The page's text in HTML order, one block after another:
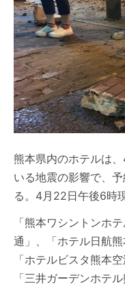
熊本県内のホテルは
いる地震の影響で、
る。4月22日午後6時
「熊本ワシントンホ
通」、「ホテル日航熊
「ホテルビスタ熊本
「三井ガーデンホテ